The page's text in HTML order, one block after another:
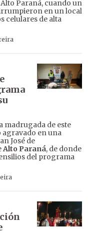
Paraná, cuando un
en un local
celulares de alta
madrugada de este
en una
José de
Alto Paraná, de donde
del programa